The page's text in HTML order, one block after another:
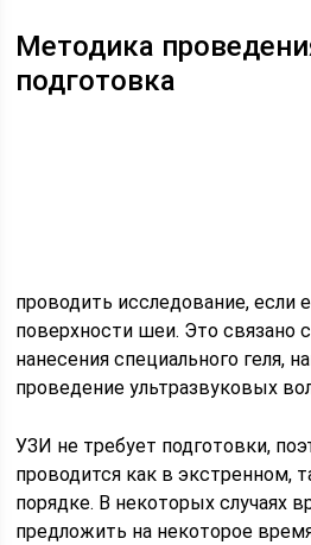
Методика
подготовка
проводить исследование, если
поверхности шеи. Это связано
нанесения специального геля,
проведение ультразвуковых
УЗИ не требует подготовки,
проводится как в экстренном,
порядке. В некоторых случаях
предложить на некоторое